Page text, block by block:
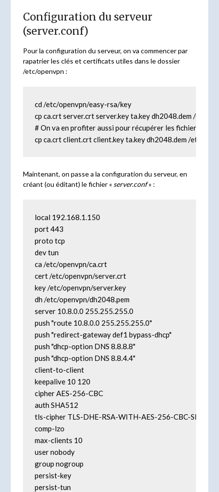
Configuration du serveur
(server.conf)
Pour la configuration du serveur, on va commencer par
rapatrier les clés et certificats utiles dans le dossier
/etc/openvpn :
cd /etc/openvpn/easy-rsa/key
cp ca.crt server.crt server.key ta.key dh2048.dem /etc/
# On va en profiter aussi pour récupérer les fichiers pour
cp ca.crt client.crt client.key ta.key dh2048.dem /etc/
Maintenant, on passe a la configuration du serveur, en
créant (ou éditant) le fichier « server.conf» :
local 192.168.1.150
port 443
proto tcp
dev tun
ca /etc/openvpn/ca.crt
cert /etc/openvpn/server.crt
key /etc/openvpn/server.key
dh /etc/openvpn/dh2048.pem
server 10.8.0.0 255.255.255.0
push "route 10.8.0.0 255.255.255.0"
push "redirect-gateway def1 bypass-dhcp"
push "dhcp-option DNS 8.8.8.8"
push "dhcp-option DNS 8.8.4.4"
client-to-client
keepalive 10 120
cipher AES-256-CBC
auth SHA512
tls-cipher TLS-DHE-RSA-WITH-AES-256-CBC-SHA
comp-lzo
max-clients 10
user nobody
group nogroup
persist-key
persist-tun